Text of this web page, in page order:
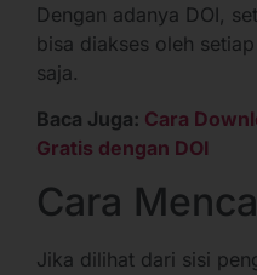
Dengan adanya DOI,
bisa diakses oleh
saja.
Baca Juga: Cara
Gratis dengan DOI
Cara
Jika dilihat dari sisi